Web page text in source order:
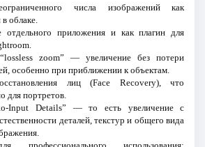
числа изображений как
в облаке.
отдельного приложения и как плагин для
zoom” — увеличение без потери
особенно при приближении к объектам.
лиц (Face Recovery), что
для портретов.
Input Details” — то есть увеличение с
деталей, текстур и общего вида